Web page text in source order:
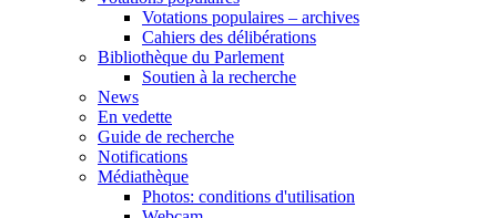
Votations populaires – archives
Cahiers des délibérations
Bibliothèque du Parlement
Soutien à la recherche
News
En vedette
Guide de recherche
Notifications
Médiathèque
Photos: conditions d'utilisation